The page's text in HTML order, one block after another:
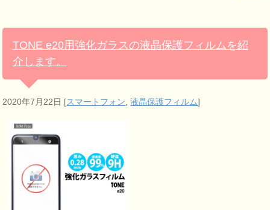
TONE e20用強化ガラスの液晶保護フィルムを紹
介します。
2020年7月22日 [スマートフォン ,液晶保護フィルム]